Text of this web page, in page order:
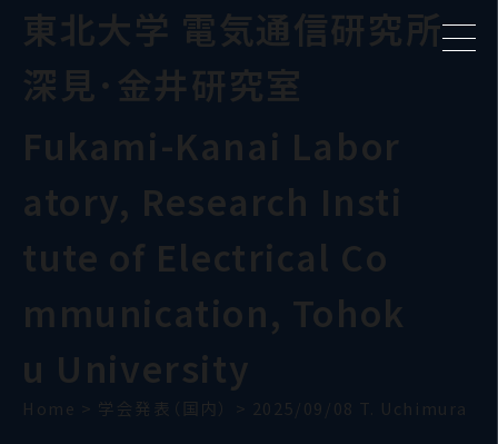
東北大学 電気通信研究所
深見･金井研究室
Fukami-Kanai Labor
atory, Research Insti
tute of Electrical Co
mmunication, Tohok
u University
Home > 学会発表（国内） > 2025/09/08 T. Uchimura